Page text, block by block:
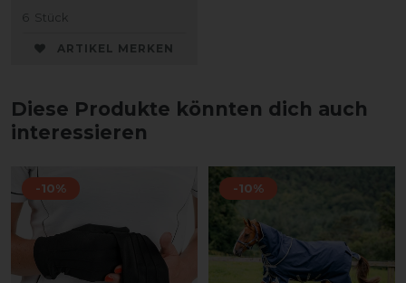
6 Stück
ARTIKEL MERKEN
Diese Produkte könnten dich auch
interessieren
-10% -10%